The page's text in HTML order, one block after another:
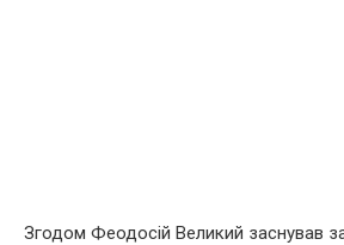
Згодом Феодосій Великий заснував